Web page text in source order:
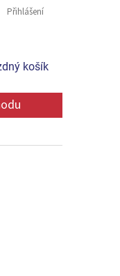
Přihlášení
košík